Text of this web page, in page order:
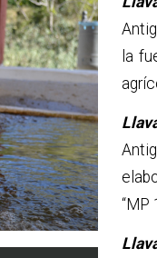
la
“MP